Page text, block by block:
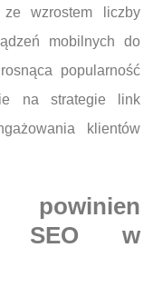
wzrostem liczby
mobilnych do
popularność
na strategie link
klientów
powinien
SEO w